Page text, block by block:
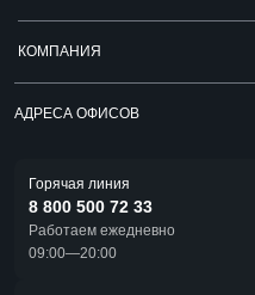
КОМПАНИЯ
АДРЕСА ОФИСОВ
Горячая линия
8 800 500 72 33
Работаем ежедневно
09:00—20:00